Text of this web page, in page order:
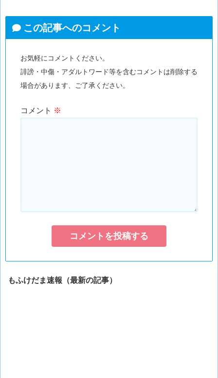
この記事へのコメント
お気軽にコメントください。
誹謗・中傷・アダルトワード等を含むコメントは削除する
場合があります、ご了承ください。
コメント ※
もふけだま速報（最新の記事）